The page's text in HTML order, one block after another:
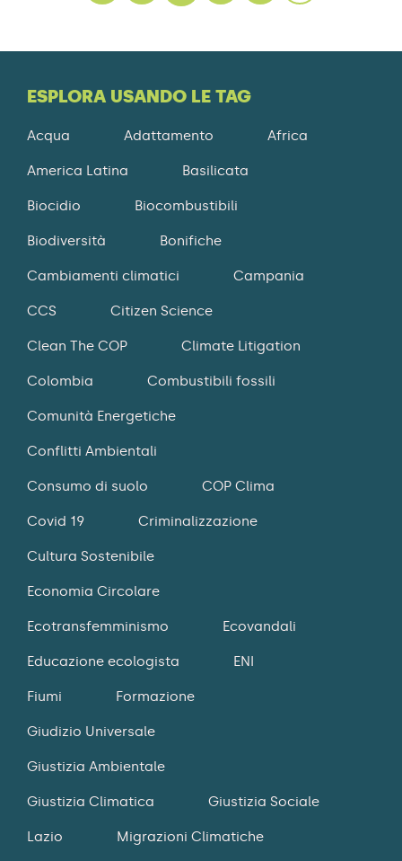
ESPLORA USANDO LE TAG
Acqua Adattamento Africa
America Latina Basilicata
Biocidio Biocombustibili
Biodiversità Bonifiche
Cambiamenti climatici Campania
CCS Citizen Science
Clean The COP Climate Litigation
Colombia Combustibili fossili
Comunità Energetiche
Conflitti Ambientali
Consumo di suolo COP Clima
Covid 19 Criminalizzazione
Cultura Sostenibile
Economia Circolare
Ecotransfemminismo Ecovandali
Educazione ecologista ENI
Fiumi Formazione
Giudizio Universale
Giustizia Ambientale
Giustizia Climatica Giustizia Sociale
Lazio Migrazioni Climatiche